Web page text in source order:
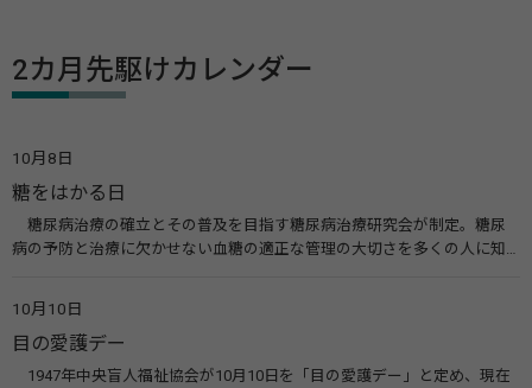
2カ月先駆けカレンダー
10月8日
糖をはかる日
糖尿病治療の確立とその普及を目指す糖尿病治療研究会が制定。糖尿
病の予防と治療に欠かせない血糖の適正な管理の大切さを多くの人に知
療研究会） 糖尿病ネットワーク
10月10日
目の愛護デー
1947年中央盲人福祉協会が10月10日を「目の愛護デー」と定め、現在